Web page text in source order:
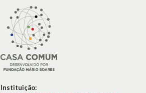
Instituição: